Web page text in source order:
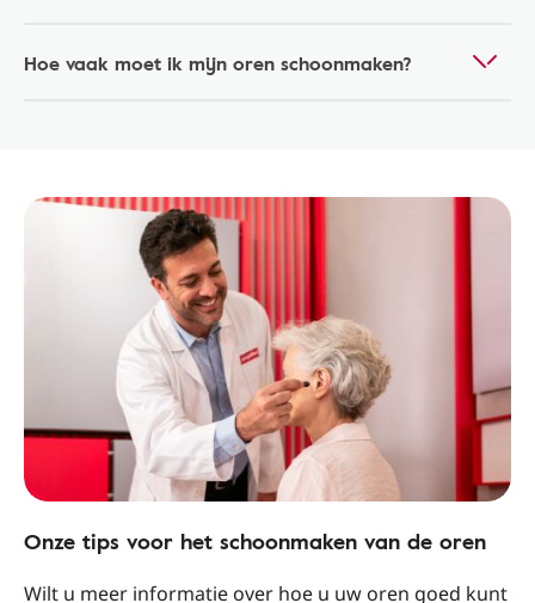
Hoe vaak moet ik mijn oren schoonmaken?
Onze tips voor het schoonmaken van de oren
Wilt u meer informatie over hoe u uw oren goed kunt